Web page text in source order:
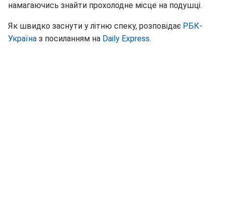
намагаючись знайти прохолодне місце на подушці.
Як швидко заснути у літню спеку, розповідає РБК-
Україна з посиланням на Daily Express.